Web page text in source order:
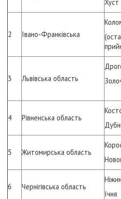
Хуст
2 Івано-Франківська
3 Львівська область
4 Рівненська область
5 Житомирська область
6 Чернігівська область
Ічня